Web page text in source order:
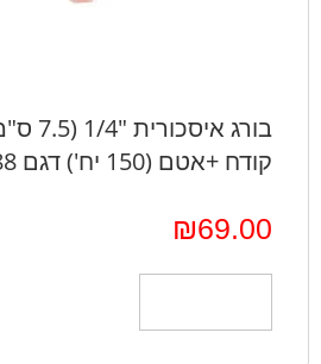
קודח +אטם (150 יח') דגם 104888
₪69.00